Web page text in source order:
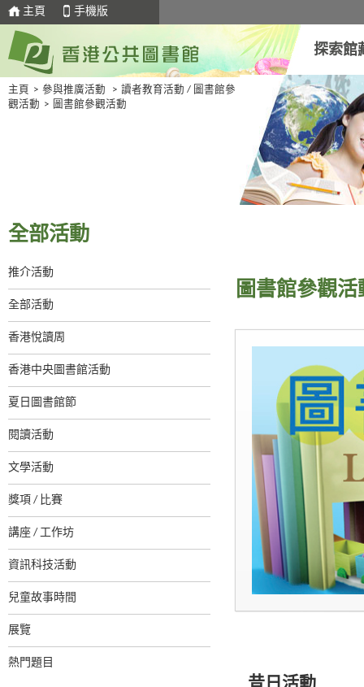
主頁 手機版
探索館
主頁 > 參與推廣活動 > 讀者教育活動 / 圖書館參
觀活動 > 圖書館參觀活動
全部活動
推介活動
全部活動
香港悅讀周
香港中央圖書館活動
夏日圖書館節
閱讀活動
文學活動
獎項 / 比賽
講座 / 工作坊
資訊科技活動
兒童故事時間
展覽
熱門題目
圖書館參觀活